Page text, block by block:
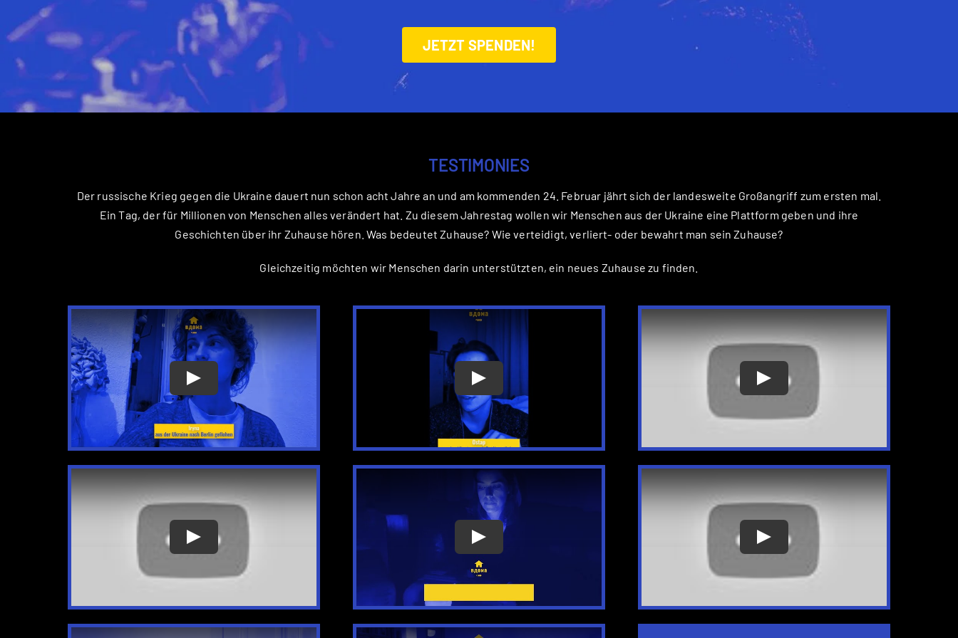
JETZT SPENDEN!
TESTIMONIES
Der russische Krieg gegen die Ukraine dauert nun schon acht Jahre an und am kommenden 24. Februar jährt sich der landesweite Großangriff zum ersten mal.
Ein Tag, der für Millionen von Menschen alles verändert hat. Zu diesem Jahrestag wollen wir Menschen aus der Ukraine eine Plattform geben und ihre
Geschichten über ihr Zuhause hören. Was bedeutet Zuhause? Wie verteidigt, verliert- oder bewahrt man sein Zuhause?
Gleichzeitig möchten wir Menschen darin unterstützten, ein neues Zuhause zu finden.